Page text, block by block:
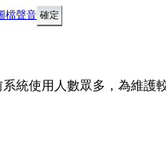
檔聲音
統使用人數眾多，為維